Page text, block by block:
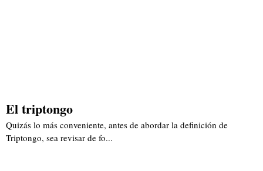
El triptongo
Quizás lo más conveniente, antes de abordar la definición de
Triptongo, sea revisar de fo...